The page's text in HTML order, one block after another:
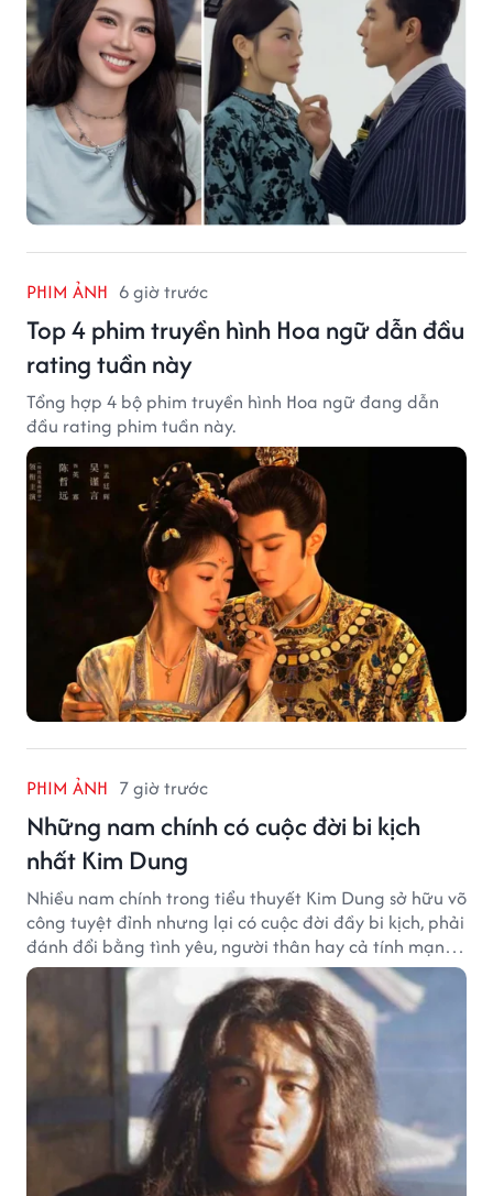
PHIM ẢNH 6 giờ trước
Top 4 phim truyền hình Hoa ngữ dẫn đầu
rating tuần này
Tổng hợp 4 bộ phim truyền hình Hoa ngữ đang dẫn
đầu rating phim tuần này.
PHIM ẢNH 7 giờ trước
Những nam chính có cuộc đời bi kịch
nhất Kim Dung
Nhiều nam chính trong tiểu thuyết Kim Dung sở hữu võ
công tuyệt đỉnh nhưng lại có cuộc đời đầy bi kịch, phải
đánh đổi bằng tình yêu, người thân hay cả tính mạng,
khiến độc giả không khỏi tiếc nuối.